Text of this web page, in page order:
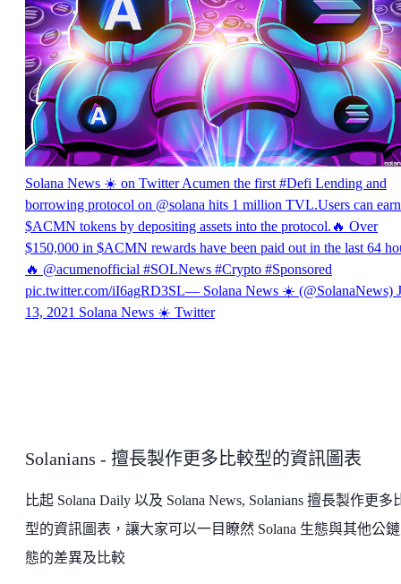
Solana News ☀️ on Twitter Acumen the first #Defi Lending and
borrowing protocol on @solana hits 1 million TVL.Users can earn
$ACMN tokens by depositing assets into the protocol.🔥 Over
$150,000 in $ACMN rewards have been paid out in the last 64
🔥 @acumenofficial #SOLNews #Crypto #Sponsored
pic.twitter.com/iI6agRD3SL— Solana News ☀️ (@SolanaNews)
13, 2021 Solana News ☀️ Twitter
Solanians - 擅長製作更多比較型的資訊圖表
比起 Solana Daily 以及 Solana News, Solanians 擅長製作更多
型的資訊圖表，讓大家可以一目瞭然 Solana 生態與其他公
態的差異及比較